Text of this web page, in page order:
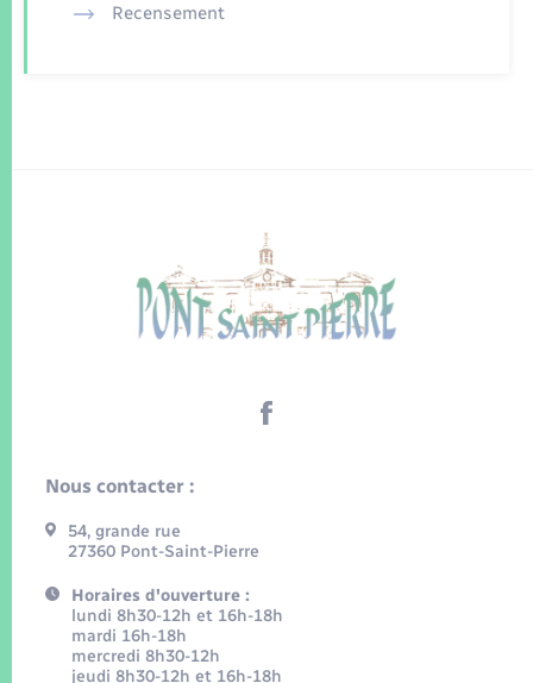
Recensement
Nous contacter :
54, grande rue
27360 Pont-Saint-Pierre
Horaires d'ouverture :
lundi 8h30-12h et 16h-18h
mardi 16h-18h
mercredi 8h30-12h
jeudi 8h30-12h et 16h-18h